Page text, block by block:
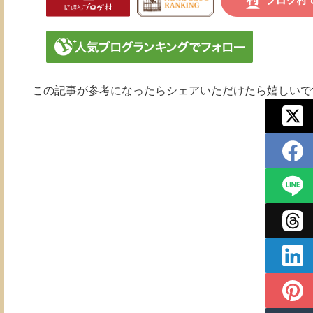
この記事が参考になったらシェアいただけたら嬉しい